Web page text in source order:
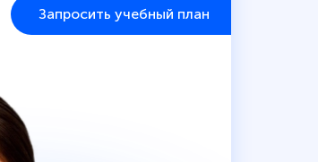
Запросить учебный план